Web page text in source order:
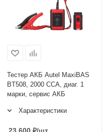
Тестер АКБ Autel MaxiBAS
BT508, 2000 CCA, диаг. 1
марки, сервис АКБ
Характеристики